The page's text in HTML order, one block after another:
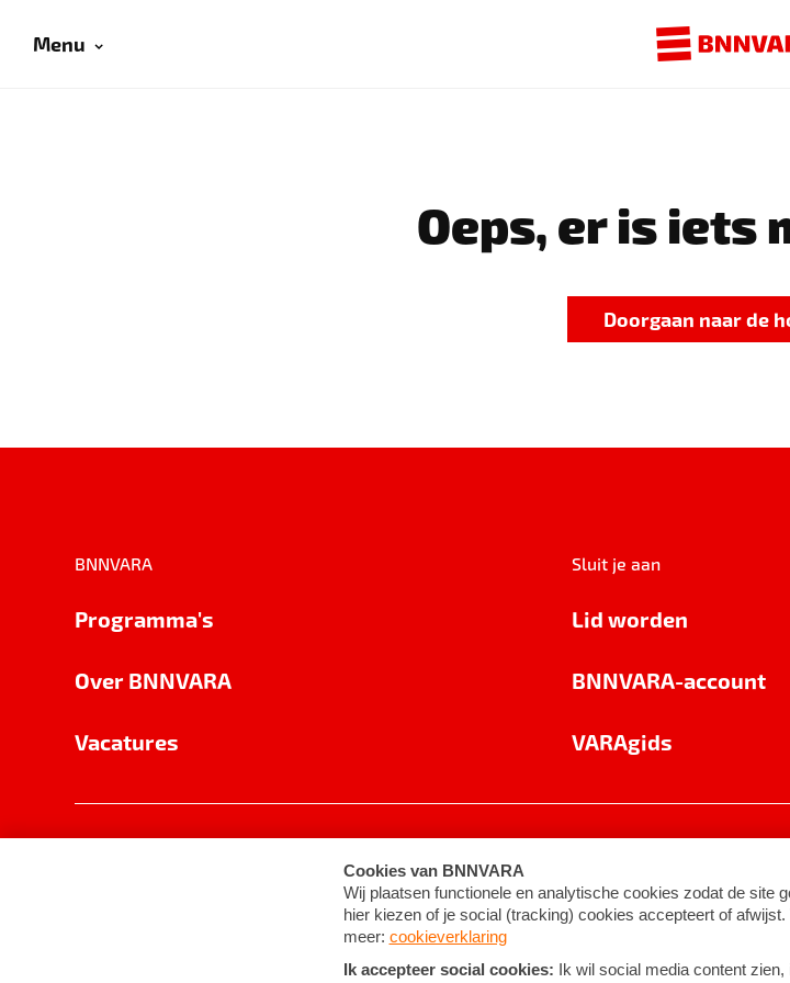
Menu
Oeps, er is iets
Doorgaan naar de
BNNVARA
Programma's
Over BNNVARA
Vacatures
Sluit je aan
Lid worden
BNNVARA-account
VARAgids
Cookie-instellingen Algemene voorwaarden ©2026BNNVARA